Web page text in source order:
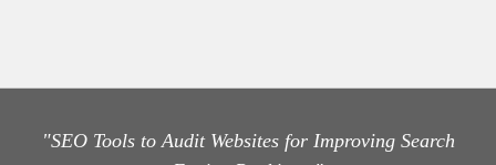
"SEO Tools to Audit Websites for Improving Search